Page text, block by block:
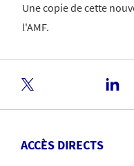
Une copie de cette
l'AMF.
ACCÈS DIRECTS